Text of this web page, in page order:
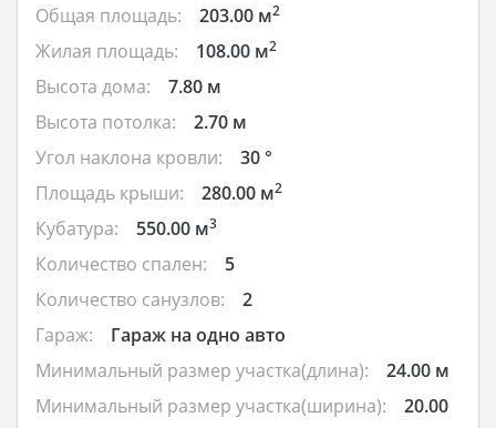
Общая площадь:
203.00 м2
Жилая площадь: 108.00 м2
Высота дома:
7.80 м
Высота потолка:
2.70 м
Угол наклона кровли:
30 °
Площадь крыши:
280.00 м2
Кубатура: 550.00 м3
Количество спален:
5
Количество санузлов:
2
Гараж:
Гараж на одно авто
Минимальный размер участка(длина):
24.00 м
Минимальный размер участка(ширина):
20.00